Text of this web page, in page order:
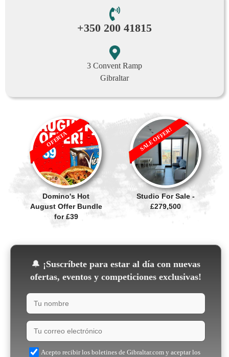
+350 200 41815
3 Convent Ramp
Gibraltar
Domino's Hot
August Offer Bundle
for £39
OFERTA
Studio For Sale -
£279,500
SALE OFFER!
🔔 ¡Suscríbete para estar al día con nuevas
ofertas, eventos y competiciones exclusivas!
Acepto recibir los boletines de Gibraltar.com y aceptar los